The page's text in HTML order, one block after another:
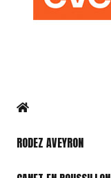
RODEZ AVEYRON